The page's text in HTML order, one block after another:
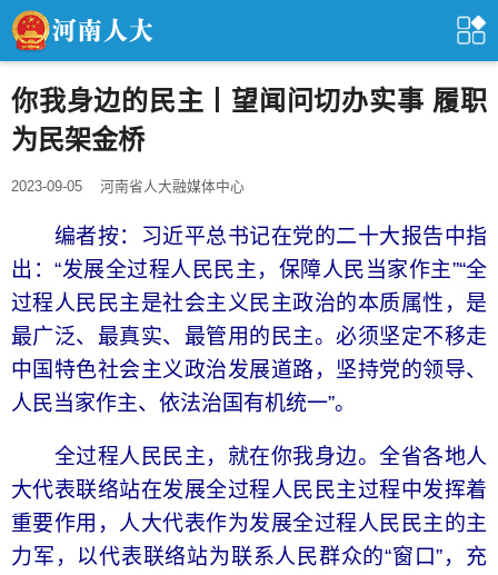
你我身边的民主丨望闻问切办实事 履职
为民架金桥
2023-09-05 河南省人大融媒体中心
编者按：习近平总书记在党的二十大报告中指
出：“发展全过程人民民主，保障人民当家作主”“全
过程人民民主是社会主义民主政治的本质属性，是
最广泛、最真实、最管用的民主。必须坚定不移走
中国特色社会主义政治发展道路，坚持党的领导、
人民当家作主、依法治国有机统一”。
全过程人民民主，就在你我身边。全省各地人
大代表联络站在发展全过程人民民主过程中发挥着
重要作用，人大代表作为发展全过程人民民主的主
力军，以代表联络站为联系人民群众的“窗口”，充